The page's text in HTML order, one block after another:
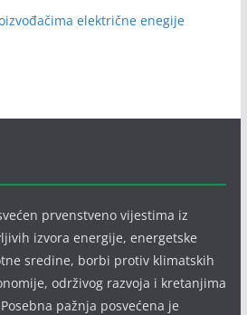
električne enegije
prvenstveno vijestima iz
izvora energije, energetske
sredine, borbi protiv klimatskih
održivog razvoja i kretanjima
pažnja posvećena je